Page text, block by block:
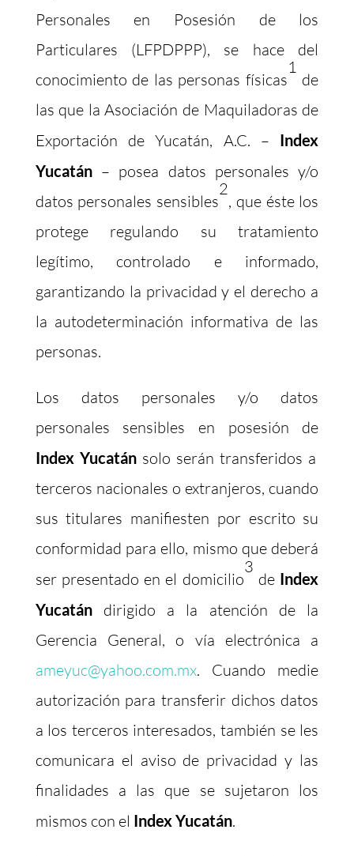
Personales en Posesión de los
Particulares (LFPDPPP), se hace del
conocimiento de las personas físicas
1
de
las que la Asociación de Maquiladoras de
Exportación de Yucatán, A.C. – Index
Yucatán– posea datos personales y/o
datos personales sensibles
2
, que éste los
protege regulando su tratamiento
legítimo, controlado e informado,
garantizando la privacidad y el derecho a
la autodeterminación informativa de las
personas.
Los datos personales y/o datos
personales sensibles en posesión de
Index Yucatánsolo serán transferidos a
terceros nacionales o extranjeros, cuando
sus titulares manifiesten por escrito su
conformidad para ello, mismo que deberá
ser presentado en el domicilio
3
deIndex
Yucatándirigido a la atención de la
Gerencia General, o vía electrónica a
ameyuc@yahoo.com.mx. Cuando medie
autorización para transferir dichos datos
a los terceros interesados, también se les
comunicara el aviso de privacidad y las
finalidades a las que se sujetaron los
mismos con el Index Yucatán.